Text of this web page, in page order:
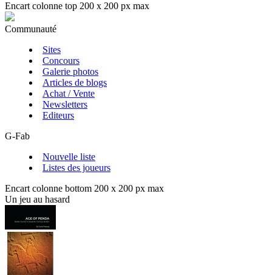
Encart colonne top 200 x 200 px max
Communauté
Sites
Concours
Galerie photos
Articles de blogs
Achat / Vente
Newsletters
Editeurs
G-Fab
Nouvelle liste
Listes des joueurs
Encart colonne bottom 200 x 200 px max
Un jeu au hasard